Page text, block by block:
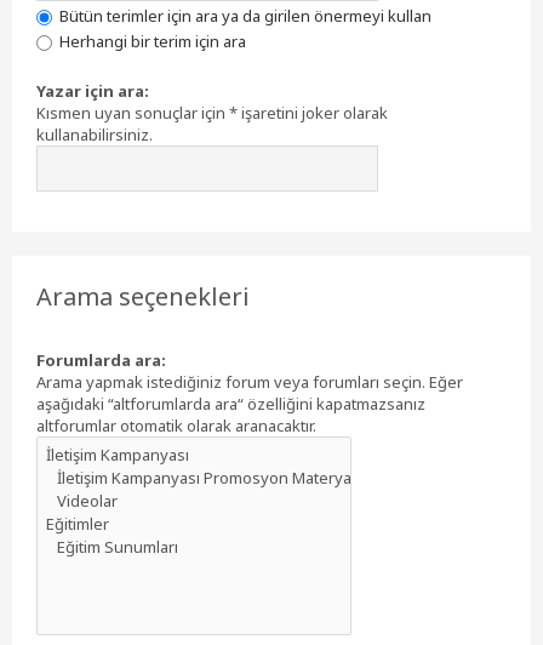
Bütün terimler için ara ya da girilen önermeyi kullan
Herhangi bir terim için ara
Yazar için ara:
Kısmen uyan sonuçlar için * işaretini joker olarak
kullanabilirsiniz.
Arama seçenekleri
Forumlarda ara:
Arama yapmak istediğiniz forum veya forumları seçin. Eğer
aşağıdaki “altforumlarda ara“ özelliğini kapatmazsanız
altforumlar otomatik olarak aranacaktır.